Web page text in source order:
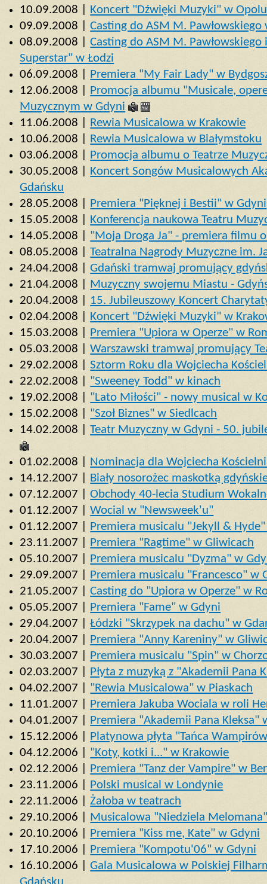
10.09.2008 |
Koncert "Dźwięki Muzyki" w Opolu
09.09.2008 |Casting do ASM M. Pawłowskiego
08.09.2008 |Casting do ASM M.
Superstar" w Łodzi
06.09.2008 |
Premiera "My Fair Lady" w
12.06.2008 |
Promocja albumu "Musicale,
Muzycznym w Gdyni
11.06.2008 |
Rewia Musicalowa w Krakowie
10.06.2008 |
Rewia Musicalowa w Białymstoku
03.06.2008 |
Promocja albumu o Teatrze
30.05.2008 |
Koncert Songów Musicalowych
Gdańsku
28.05.2008 |
Premiera "Pięknej i Bestii" w Gdyni
15.05.2008 |
Konferencja naukowa Teatru
14.05.2008 | "Moja Droga Ja" - premiera filmu
08.05.2008 |Teatralna Nagrody Muzyczne im.
24.04.2008 |Gdański tramwaj promujący
21.04.2008 |
Muzyczny swojemu Miastu -
20.04.2008 | 15. Jubileuszowy Koncert
02.04.2008 |
Koncert "Dźwięki Muzyki" w
15.03.2008 |
Premiera "Upiora w Operze" w
05.03.2008 |Warszawski tramwaj promujący
29.02.2008 |Sztorm Roku dla Wojciecha
22.02.2008 | "Sweeney Todd" w kinach
19.02.2008 | "Lato Miłości" - nowy musical w
15.02.2008 | "Szoł Biznes" w Siedlcach
14.02.2008 |Teatr Muzyczny w Gdyni - 50.
01.02.2008 |
Nominacja dla Wojciecha
14.12.2007 |
Biały nosorożec maskotką
07.12.2007 |Obchody 40-lecia Studium
01.12.2007 |Wocial w "Newsweek'u"
01.12.2007 |
Premiera musicalu "Jekyll &
23.11.2007 |
Premiera "Ragtime" w Gliwicach
05.10.2007 |
Premiera musicalu "Dyzma" w
29.09.2007 |
Premiera musicalu "Francesco" w
21.05.2007 |Casting do "Upiora w Operze" w
05.05.2007 |
Premiera "Fame" w Gdyni
29.04.2007 |Łódzki "Skrzypek na dachu" w
20.04.2007 |
Premiera "Anny Kareniny" w
30.03.2007 |
Premiera musicalu "Spin" w
02.03.2007 |
Płyta z muzyką z "Akademii Pana
04.02.2007 | "Rewia Musicalowa" w Piaskach
11.01.2007 |
Premiera Jakuba Wociala w roli
04.01.2007 |
Premiera "Akademii Pana Kleksa"
15.12.2006 |
Platynowa płyta "Tańca
04.12.2006 | "Koty, kotki i..." w Krakowie
02.12.2006 |
Premiera "Tanz der Vampire" w
23.11.2006 |
Polski musical w Londynie
22.11.2006 |Żałoba w teatrach
29.10.2006 |
Musicalowa "Niedziela
20.10.2006 |
Premiera "Kiss me, Kate" w Gdyni
17.10.2006 |
Premiera "Kompotu'06" w Gdyni
16.10.2006 |Gala Musicalowa w Polskiej